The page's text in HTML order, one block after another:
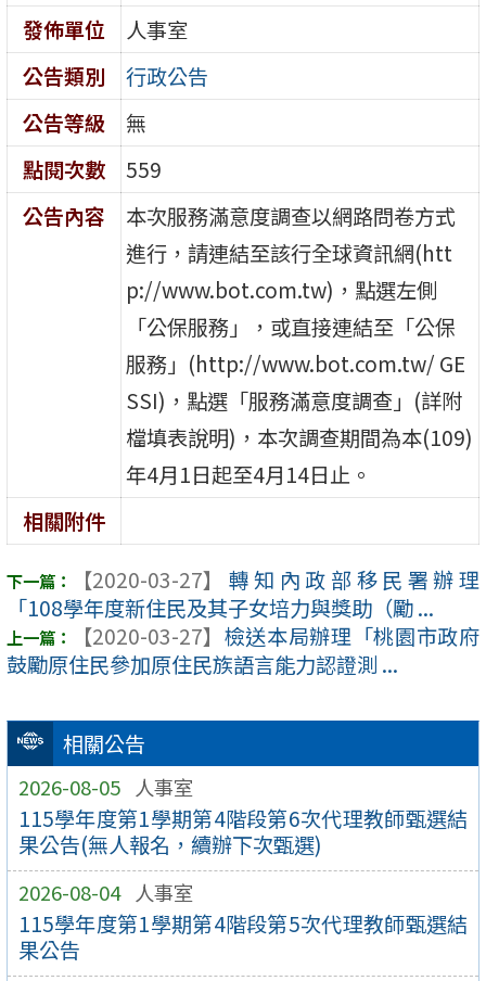
相關公告
2026-08-05 人事室
115學年度第1學期第4階段第6次代理教師甄選結
果公告(無人報名，續辦下次甄選)
2026-08-04 人事室
115學年度第1學期第4階段第5次代理教師甄選結
果公告
發佈單位
人事室
公告類別
行政公告
公告等級
無
點閱次數
559
公告內容
本次服務滿意度調查以網路問卷方式
進行，請連結至該行全球資訊網(htt
p://www.bot.com.tw)，點選左側
「公保服務」，或直接連結至「公保
服務」(http://www.bot.com.tw/ GE
SSI)，點選「服務滿意度調查」(詳附
檔填表說明)，本次調查期間為本(109)
年4月1日起至4月14日止。
相關附件
【2020-03-27】
轉知內政部移民署辦理
「108學年度新住民及其子女培力與獎助（勵 ...
【2020-03-27】 檢送本局辦理「桃園市政府
鼓勵原住民參加原住民族語言能力認證測 ...